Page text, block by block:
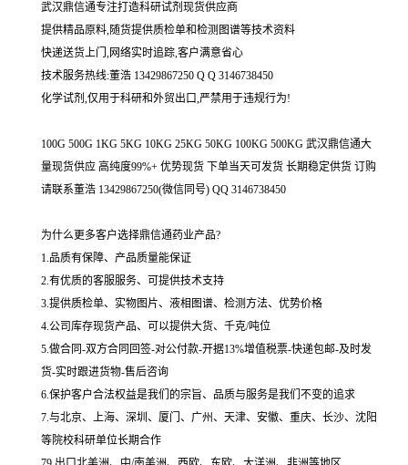
武汉鼎信通专注打造科研试剂现货供应商
提供精品原料,随货提供质检单和检测图谱等技术资料
快递送货上门,网络实时追踪,客户满意省心
技术服务热线:董浩 13429867250 Q Q 3146738450
化学试剂,仅用于科研和外贸出口,严禁用于违规行为!
100G 500G 1KG 5KG 10KG 25KG 50KG 100KG 500KG 武汉鼎信通大
量现货供应 高纯度99%+ 优势现货 下单当天可发货 长期稳定供货 订购
请联系董浩 13429867250(微信同号) QQ 3146738450
为什么更多客户选择鼎信通药业产品?
1.品质有保障、产品质量能保证
2.有优质的客服服务、可提供技术支持
3.提供质检单、实物图片、液相图谱、检测方法、优势价格
4.公司库存现货产品、可以提供大货、千克/吨位
5.做合同-双方合同回签-对公付款-开据13%增值税票-快递包邮-及时发
货-实时跟进货物-售后咨询
6.保护客户合法权益是我们的宗旨、品质与服务是我们不变的追求
7.与北京、上海、深圳、厦门、广州、天津、安徽、重庆、长沙、沈阳
等院校科研单位长期合作